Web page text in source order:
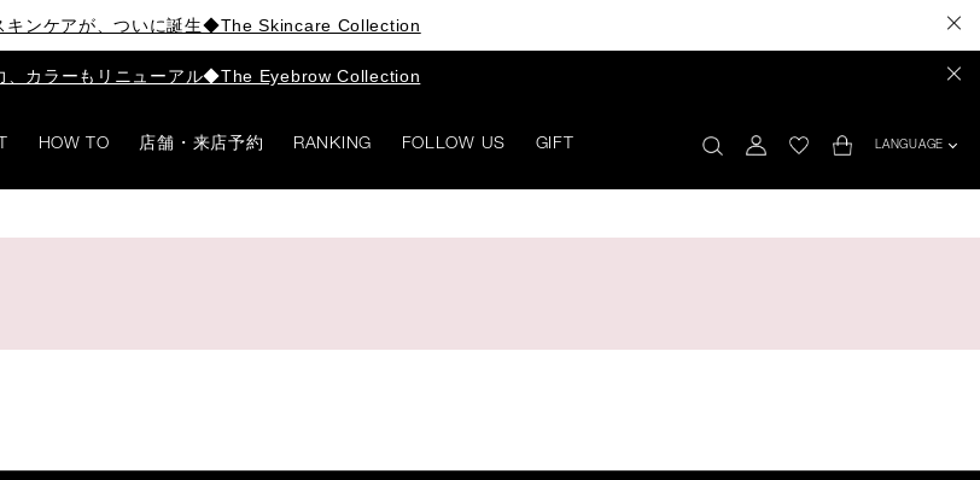
キンケアが、ついに誕生◆The Skincare Collection
、カラーもリニューアル◆The Eyebrow Collection
HOW TO 店舗・来店予約 RANKING FOLLOW US GIFT LANGUAGE